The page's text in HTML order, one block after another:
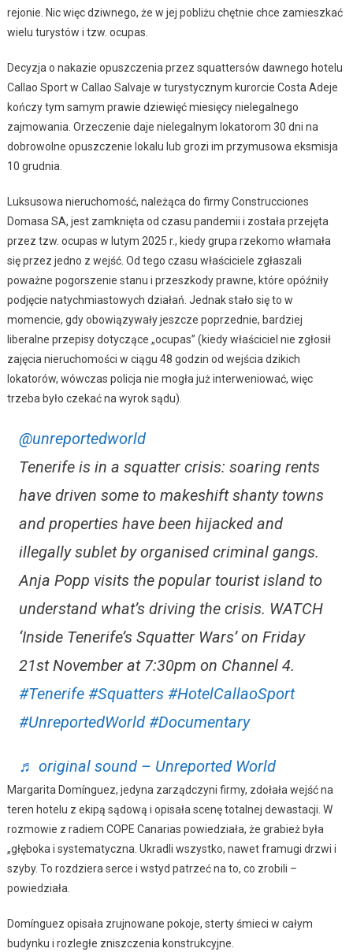
rejonie. Nic więc dziwnego, że w jej pobliżu chętnie chce zamieszkać
wielu turystów i tzw. ocupas.
Decyzja o nakazie opuszczenia przez squattersów dawnego hotelu
Callao Sport w Callao Salvaje w turystycznym kurorcie Costa Adeje
kończy tym samym prawie dziewięć miesięcy nielegalnego
zajmowania. Orzeczenie daje nielegalnym lokatorom 30 dni na
dobrowolne opuszczenie lokalu lub grozi im przymusowa eksmisja
10 grudnia.
Luksusowa nieruchomość, należąca do firmy Construcciones
Domasa SA, jest zamknięta od czasu pandemii i została przejęta
przez tzw. ocupas w lutym 2025 r., kiedy grupa rzekomo włamała
się przez jedno z wejść. Od tego czasu właściciele zgłaszali
poważne pogorszenie stanu i przeszkody prawne, które opóźniły
podjęcie natychmiastowych działań. Jednak stało się to w
momencie, gdy obowiązywały jeszcze poprzednie, bardziej
liberalne przepisy dotyczące „ocupas” (kiedy właściciel nie zgłosił
zajęcia nieruchomości w ciągu 48 godzin od wejścia dzikich
lokatorów, wówczas policja nie mogła już interweniować, więc
trzeba było czekać na wyrok sądu).
@unreportedworld
Tenerife is in a squatter crisis: soaring rents
have driven some to makeshift shanty towns
and properties have been hijacked and
illegally sublet by organised criminal gangs.
Anja Popp visits the popular tourist island to
understand what’s driving the crisis. WATCH
‘Inside Tenerife’s Squatter Wars’ on Friday
21st November at 7:30pm on Channel 4.
#Tenerife #Squatters #HotelCallaoSport
#UnreportedWorld #Documentary
♬ original sound – Unreported World
Margarita Domínguez, jedyna zarządczyni firmy, zdołała wejść na
teren hotelu z ekipą sądową i opisała scenę totalnej dewastacji. W
rozmowie z radiem COPE Canarias powiedziała, że ​​grabież była
„głęboka i systematyczna. Ukradli wszystko, nawet framugi drzwi i
szyby. To rozdziera serce i wstyd patrzeć na to, co zrobili –
powiedziała.
Domínguez opisała zrujnowane pokoje, sterty śmieci w całym
budynku i rozległe zniszczenia konstrukcyjne.